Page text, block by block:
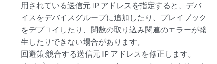
用されている送信元 IP アドレスを指定すると、デバ
イスをデバイスグループに追加したり、プレイブック
をデプロイしたり、関数の取り込み関連のエラーが発
生したりできない場合があります。
回避策:競合する送信元 IP アドレスを修正します。